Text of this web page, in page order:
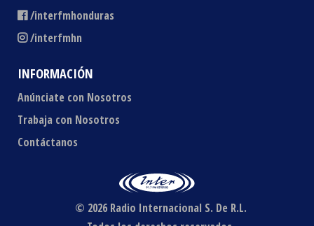
/interfmhonduras
/interfmhn
INFORMACIÓN
Anúnciate con Nosotros
Trabaja con Nosotros
Contáctanos
© 2026 Radio Internacional S. De R.L.